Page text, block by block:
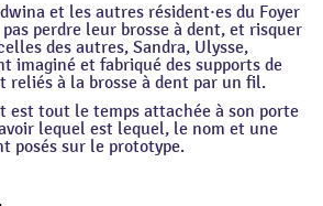
et les autres résident·es du Foyer
perdre leur brosse à dent, et risquer
des autres, Sandra, Ulysse,
imaginé et fabriqué des supports de
reliés à la brosse à dent par un fil.
est tout le temps attachée à son porte
lequel est lequel, le nom et une
posés sur le prototype.